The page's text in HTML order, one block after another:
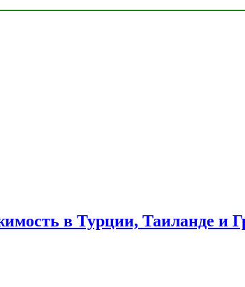
в Турции, Таиланде и